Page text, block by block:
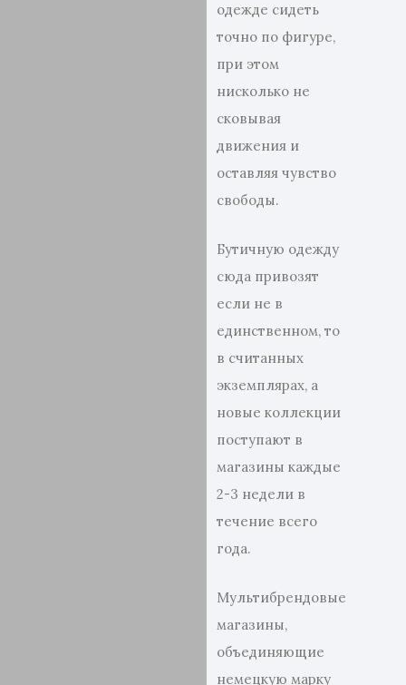
одежде сидеть
точно по фигуре,
при этом
нисколько не
сковывая
движения и
оставляя чувство
свободы.
Бутичную одежду
сюда привозят
если не в
единственном, то
в считанных
экземплярах, а
новые коллекции
поступают в
магазины каждые
2-3 недели в
течение всего
года.
Мультибрендовые
магазины,
объединяющие
немецкую марку